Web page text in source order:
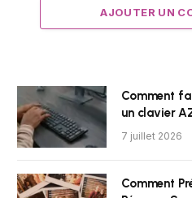
AJOUTER UN
Comment
un clavier
7 juillet 2026
Comment